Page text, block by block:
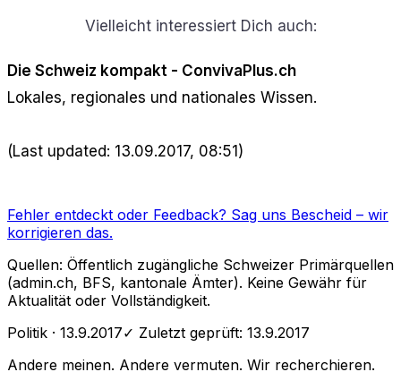
Vielleicht interessiert Dich auch:
Die Schweiz kompakt - ConvivaPlus.ch
Lokales, regionales und nationales Wissen.
(Last updated: 13.09.2017, 08:51)
Fehler entdeckt oder Feedback? Sag uns Bescheid – wir
korrigieren das.
Quellen: Öffentlich zugängliche Schweizer Primärquellen
(admin.ch, BFS, kantonale Ämter). Keine Gewähr für
Aktualität oder Vollständigkeit.
Politik · 13.9.2017✓ Zuletzt geprüft: 13.9.2017
Andere meinen. Andere vermuten. Wir recherchieren.